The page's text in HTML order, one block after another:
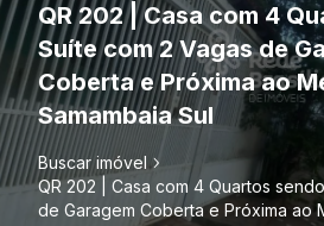
QR 202 | Casa com 4
Suíte com 2 Vagas de
Coberta e Próxima ao
Samambaia Sul
Buscar imóvel
QR 202 | Casa com 4 Quartos
de Garagem Coberta e Próxima ao